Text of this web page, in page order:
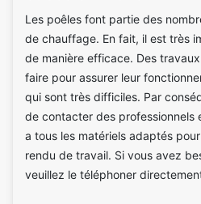
Les poêles font partie des
de chauffage. En fait, il est très
de manière efficace. Des
faire pour assurer leur
qui sont très difficiles. Par
de contacter des professionnels
a tous les matériels adaptés
rendu de travail. Si vous avez
veuillez le téléphoner